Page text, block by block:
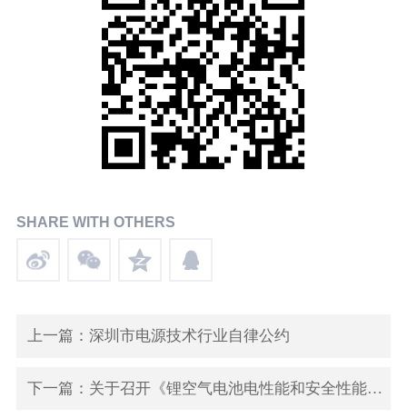
SHARE WITH OTHERS
上一篇：深圳市电源技术行业自律公约
下一篇：关于召开《锂空气电池电性能和安全性能要求及测试方法》标准审查会的通知